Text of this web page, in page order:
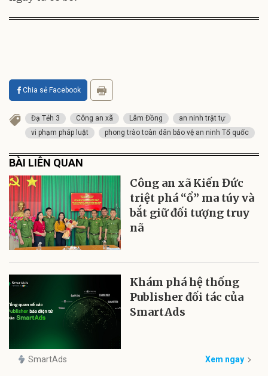
Chia sẻ Facebook
Đạ Tẻh 3 Công an xã Lâm Đồng
an ninh trật tự
vi phạm pháp luật
phong trào toàn dân bảo vệ an ninh Tổ quốc
BÀI LIÊN QUAN
Công an xã Kiến Đức
triệt phá “ổ” ma túy và
bắt giữ đối tượng truy
nã
Khám phá hệ thống
Publisher đối tác của
SmartAds
SmartAds Xem ngay